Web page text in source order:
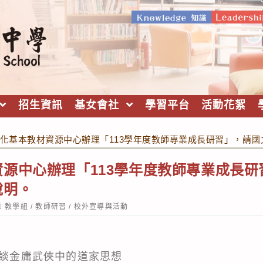
招生資訊 基女會社 學習平台 活動花絮
基本教材資源中心辦理「113學年度教師專業成長研習」，請
中心辦理「113學年度教師專業成長
。
教學組 / 教師研習 / 校外宣導與活動
金庸武俠中的道家思想